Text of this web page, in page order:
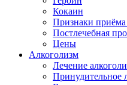
Кокаин
Признаки приёма
Постлечебная
Цены
Алкоголизм
Лечение
Принудительное